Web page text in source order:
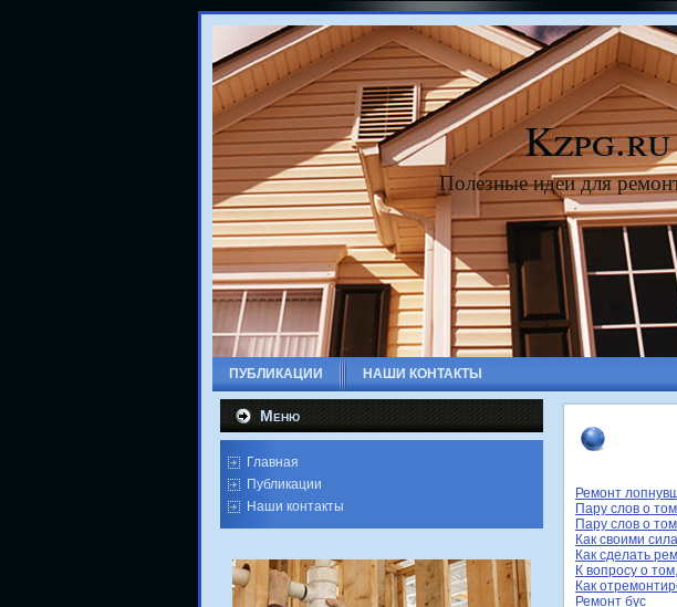
Kzpg.ru
Полезные идеи для
ПУБЛИКАЦИИ НАШИ КОНТАКТЫ
Меню
Главная
Публикации
Наши контакты
Ремонт
Пару слов о
Пару слов о
Как своими
Как сделать
К вопросу о
Как
Ремонт бус